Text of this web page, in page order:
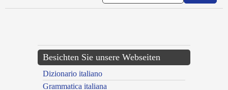
Besichten Sie unsere Webseiten
Dizionario italiano
Grammatica italiana